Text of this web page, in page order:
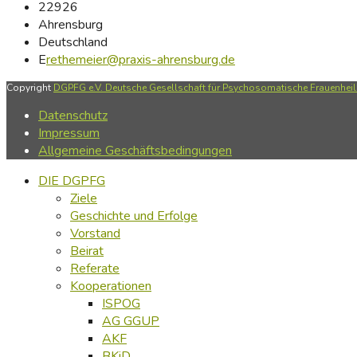
22926
Ahrensburg
Deutschland
Erethemeier@praxis-ahrensburg.de
Copyright DGPFG e.V. Deutsche Gesellschaft für Psychosomatische
Datenschutz
Impressum
Allgemeine Geschäftsbedingungen
DIE DGPFG
Ziele
Geschichte und Erfolge
Vorstand
Beirat
Referate
Kooperationen
ISPOG
AG GGUP
AKF